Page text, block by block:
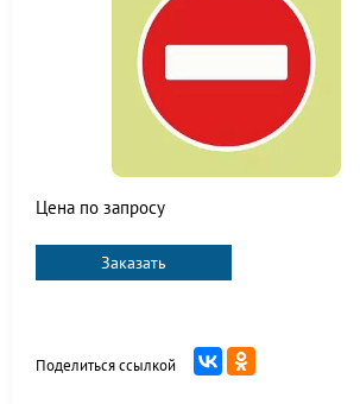
Цена по запросу
Заказать
Поделиться ссылкой